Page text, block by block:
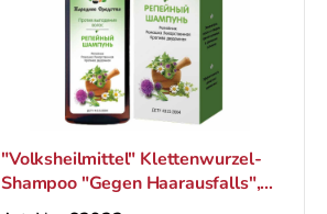
"Volksheilmittel" Klettenwurzel-
Shampoo "Gegen Haarausfalls",
200 ml